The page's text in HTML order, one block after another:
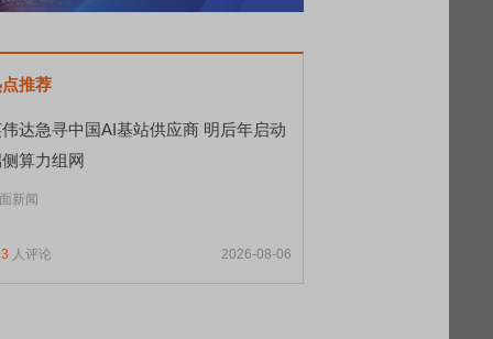
推荐
达急寻中国AI基站供应商 明后年启动
算力组网
新闻
人评论 2026-08-06